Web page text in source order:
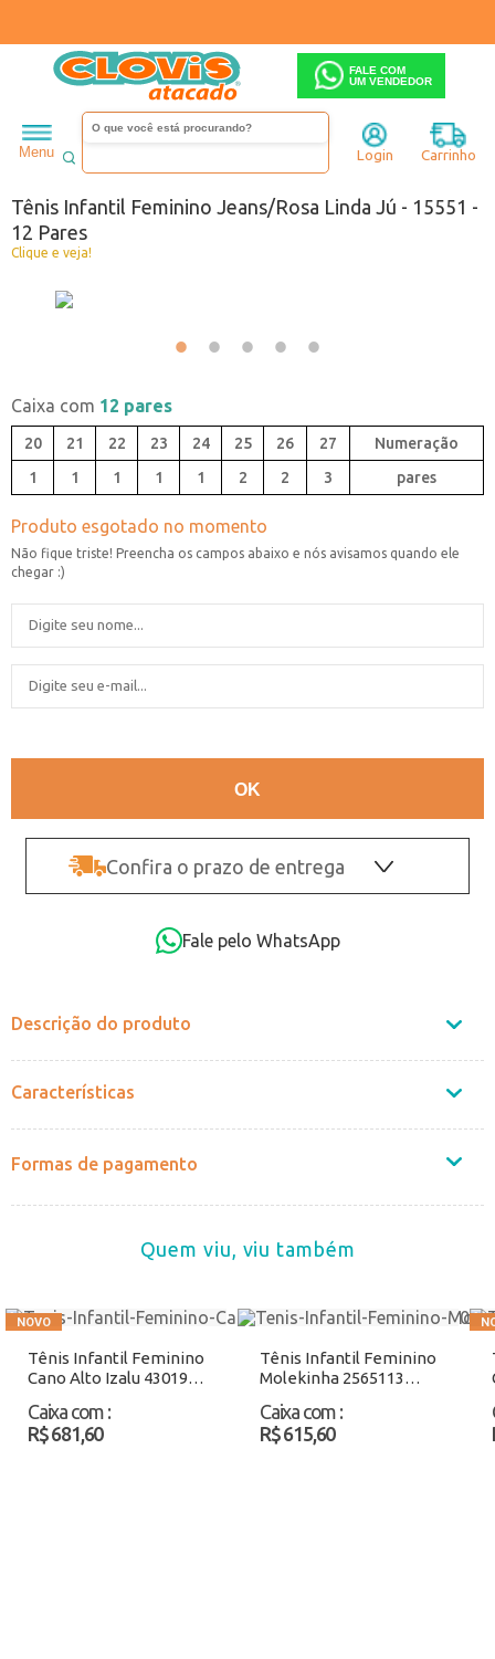
FALE COM
UM VENDEDOR
Menu Login Carrinho
Infantil Menina Tênis
Tênis Infantil Feminino Jeans/Rosa Linda Jú - 15551 -
12 Pares
Clique e veja!
Caixa com 12 pares
20 21 22 23 24 25 26
27
1
1 1 1 1 2 2 3 pares
Confira o prazo de entrega
Fale pelo WhatsApp
Descrição do produto
Características
Formas de pagamento
Quem viu, viu também
Tênis Infantil Feminino
Cano Alto Izalu 43019IZ
Caixa com :
R$ 681,60
Tênis Infantil Feminino
Molekinha 2565113
Caixa com :
R$ 615,60